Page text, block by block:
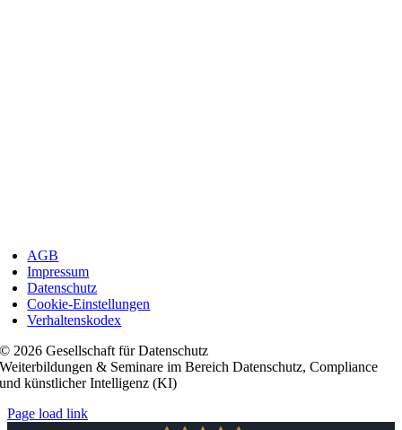
AGB
Impressum
Datenschutz
Cookie-Einstellungen
Verhaltenskodex
© 2026 Gesellschaft für Datenschutz
Weiterbildungen & Seminare im Bereich Datenschutz, Compliance
und künstlicher Intelligenz (KI)
Page load link